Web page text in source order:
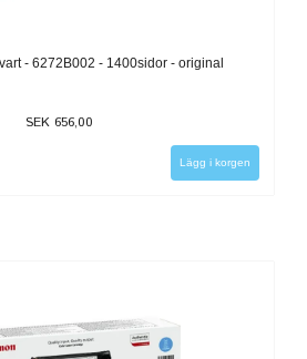
- 6272B002 - 1400sidor - original
SEK 656,00